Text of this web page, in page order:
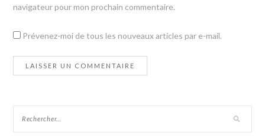
navigateur pour mon prochain commentaire.
Prévenez-moi de tous les nouveaux articles par e-mail.